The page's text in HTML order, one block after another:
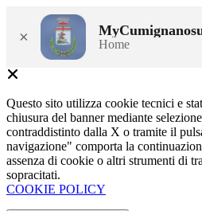
× Home
Questo sito utilizza cookie tecnici e
chiusura del banner mediante
contraddistinto dalla X o tramite il
navigazione" comporta la
assenza di cookie o altri strumenti di
sopracitati.
COOKIE POLICY